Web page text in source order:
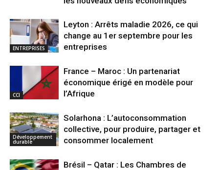
ENTREPRISES
Leyton : Arrêts maladie 2026, ce qui
change au 1er septembre pour les
entreprises
CCI
France – Maroc : Un partenariat
économique érigé en modèle pour
l’Afrique
Développement
durable
Solarhona : L’autoconsommation
collective, pour produire, partager et
consommer localement
Brésil – Qatar : Les Chambres de